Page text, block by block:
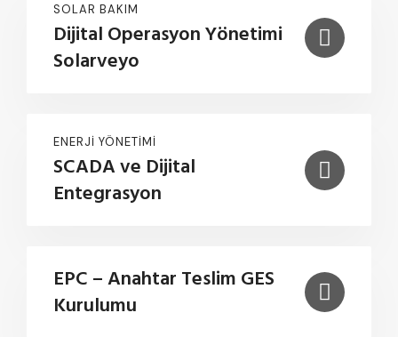
SOLAR BAKIM
Dijital Operasyon Yönetimi
Solarveyo
ENERJI YÖNETIMI
SCADA ve Dijital
Entegrasyon
EPC – Anahtar Teslim GES
Kurulumu